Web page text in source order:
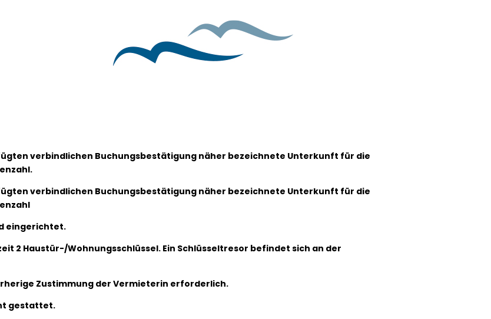
verbindlichen Buchungsbestätigung näher bezeichnete Unterkunft für die
verbindlichen Buchungsbestätigung näher bezeichnete Unterkunft für die
eingerichtet.
2 Haustür-/Wohnungsschlüssel. Ein Schlüsseltresor befindet sich an der
Zustimmung der Vermieterin erforderlich.
gestattet.